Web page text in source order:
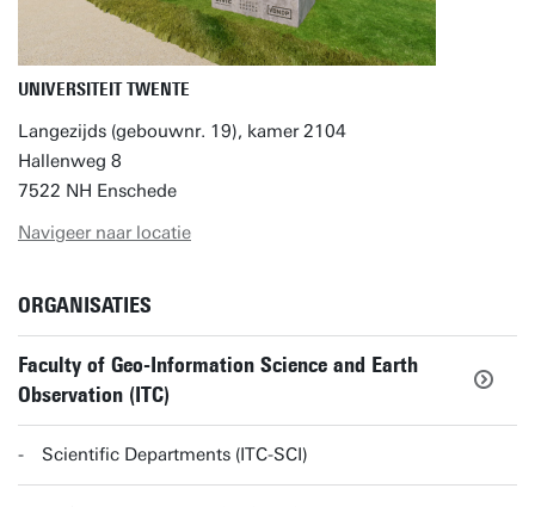
UNIVERSITEIT TWENTE
Langezijds (gebouwnr. 19), kamer 2104
Hallenweg 8
7522 NH Enschede
Navigeer naar locatie
ORGANISATIES
Faculty of Geo-Information Science and Earth
Observation (ITC)
Scientific Departments (ITC-SCI)